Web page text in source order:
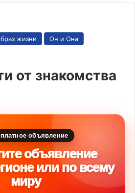
жизни
Он и Она
от знакомства
объявление
объявление
или по всему
миру